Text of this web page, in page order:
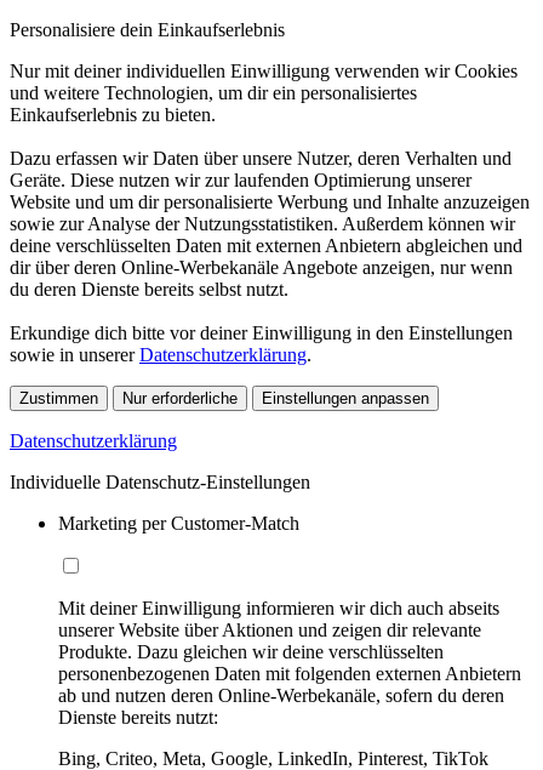
Personalisiere dein Einkaufserlebnis
Nur mit deiner individuellen Einwilligung verwenden wir Cookies
und weitere Technologien, um dir ein personalisiertes
Einkaufserlebnis zu bieten.
Dazu erfassen wir Daten über unsere Nutzer, deren Verhalten und
Geräte. Diese nutzen wir zur laufenden Optimierung unserer
Website und um dir personalisierte Werbung und Inhalte anzuzeigen
sowie zur Analyse der Nutzungsstatistiken. Außerdem können wir
deine verschlüsselten Daten mit externen Anbietern abgleichen und
dir über deren Online-Werbekanäle Angebote anzeigen, nur wenn
du deren Dienste bereits selbst nutzt.
Erkundige dich bitte vor deiner Einwilligung in den Einstellungen
sowie in unsererDatenschutzerklärung.
Zustimmen Nur erforderliche Einstellungen anpassen
Datenschutzerklärung
Individuelle Datenschutz-Einstellungen
Marketing per Customer-Match
Mit deiner Einwilligung informieren wir dich auch abseits
unserer Website über Aktionen und zeigen dir relevante
Produkte. Dazu gleichen wir deine verschlüsselten
personenbezogenen Daten mit folgenden externen Anbietern
ab und nutzen deren Online-Werbekanäle, sofern du deren
Dienste bereits nutzt:
Bing, Criteo, Meta, Google, LinkedIn, Pinterest, TikTok